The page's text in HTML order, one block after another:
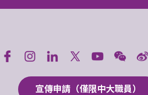
宣傳申請（僅限中大職員）